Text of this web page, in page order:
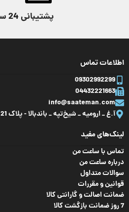
پشتیبانی 24 ساعته
اطلاعات تماس
09302992299
04432221663
info@saateman.com
آ.غ _ ارومیه _ شیخ‌تپه _ باند‌بالا - پلاک 21
لینک‌های مفید
تماس با ساعت من
درباره ساعت من
سوالات متداول
قوانین و مقررات
ضمانت اصالت و گارانتی کالا
7 روز ضمانت بازگشت کالا